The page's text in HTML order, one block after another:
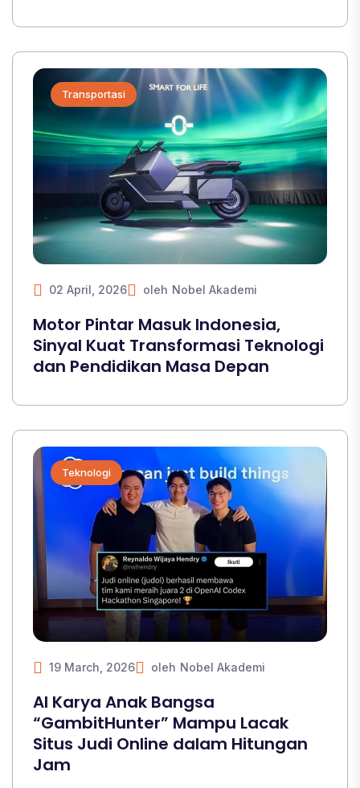
Transportasi
02 April, 2026 oleh Nobel Akademi
Motor Pintar Masuk Indonesia,
Sinyal Kuat Transformasi Teknologi
dan Pendidikan Masa Depan
Teknologi
19 March, 2026 oleh Nobel Akademi
AI Karya Anak Bangsa
“GambitHunter” Mampu Lacak
Situs Judi Online dalam Hitungan
Jam